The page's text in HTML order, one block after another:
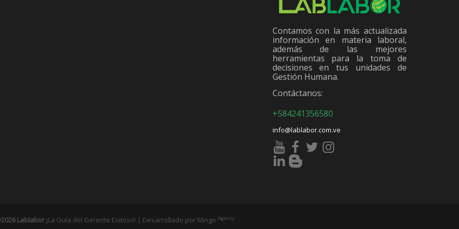
Contamos con la más actualizada
información en materia laboral,
además de las mejores
herramientas para la toma de
decisiones en tus unidades de
Gestión Humana.
Contáctanos:
+584241356580
info@lablabor.com.ve
Lablabor ¡La Guía del Gerente Exitoso! | Desarrollado por Mingo Agency